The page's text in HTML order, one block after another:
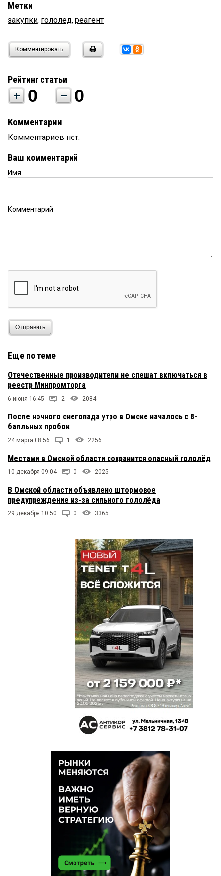
Метки
закупки, гололед, реагент
Комментировать
Рейтинг статьи
0 0
Комментарии
Комментариев нет.
Ваш комментарий
Имя
Комментарий
Отправить
Еще по теме
Отечественные производители не спешат включаться в
реестр Минпромторга
6 июня 16:45 2 2084
После ночного снегопада утро в Омске началось с 8-
балльных пробок
24 марта 08:56 1 2256
Местами в Омской области сохранится опасный гололёд
10 декабря 09:04 0 2025
В Омской области объявлено штормовое
предупреждение из-за сильного гололёда
29 декабря 10:50 0 3365